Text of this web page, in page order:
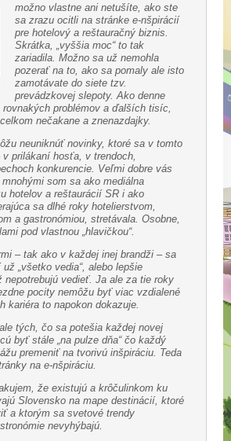
možno vlastne ani netušíte, ako ste
sa zrazu ocitli na stránke e-nšpirácií
pre hotelový a reštauračný biznis.
Skrátka, „vyššia moc“ to tak
zariadila. Možno sa už nemohla
pozerať na to, ako sa pomaly ale isto
zamotávate do siete tzv.
prevádzkovej slepoty. Ako denne
problémov a ďalších tisíc,
nečakane a znenazdajky.
neuniknúť novinky, ktoré sa v tomto
prilákaní hosťa, v trendoch,
konkurencie. Veľmi dobre vás
som sa ako mediálna
hotelov a reštaurácií SR i ako
sa dlhé roky hotelierstvom,
a gastronómiou, stretávala. Osobne,
pod vlastnou „hlavičkou“.
– tak ako v každej inej brandži – sa
„všetko vedia“, alebo lepšie
nepotrebujú vedieť. Ja ale za tie roky
pocity nemôžu byť viac vzdialené
kariéra to napokon dokazuje.
tých, čo sa potešia každej novej
byť stále „na pulze dňa“ čo každý
premeniť na tvorivú inšpiráciu. Teda
na e-nšpiráciu.
že existujú a krôčulinkom ku
Slovensko na mape destinácií, ktoré
a ktorým sa svetové trendy
nevyhýbajú.